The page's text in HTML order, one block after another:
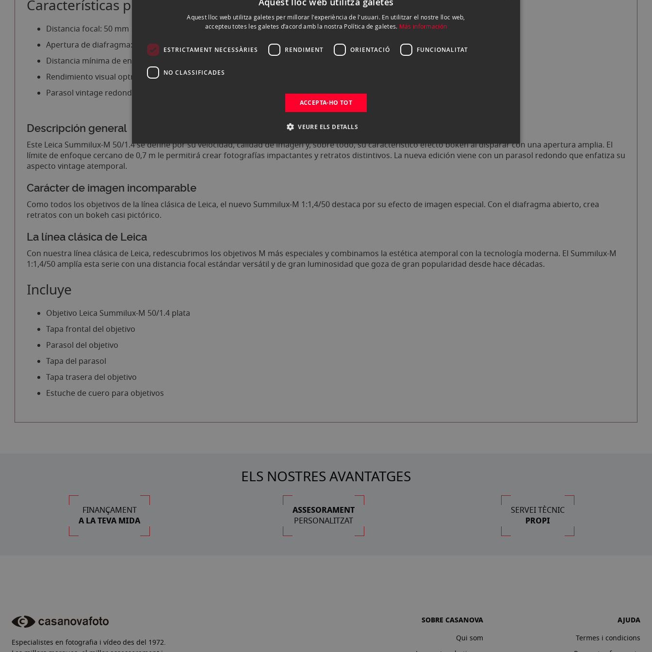
Características principales del objetivo Leica Summilux-M 50/1.4 plata
Distancia focal: 50 mm
Apertura de diafragma: f/1.4 - f/16
Distancia mínima de enfoque: 70 cm
Rendimiento visual optmiizado
Parasol vintage redondo y extraíble
Descripción general
Este Leica Summilux-M 50/1.4 se define por su velocidad, calidad de imagen y, sobre todo, su característico efecto bokeh al disparar con una apertura amplia. El
límite de enfoque cercano de 0,7 m le permitirá crear fotografías impactantes y retratos distintivos. La nueva edición viene con un parasol redondo que enfatiza su
aspecto vintage atemporal.
Carácter de imagen incomparable
Como todos los objetivos de la línea clásica de Leica, el nuevo Summilux-M 1:1,4/50 destaca por su efecto de imagen especial. Con el diafragma abierto, crea
retratos con un bokeh casi pictórico.
La línea clásica de Leica
Con nuestra línea clásica de Leica, redescubrimos los objetivos M más especiales y combinamos la estética atemporal con la tecnología moderna. El Summilux-M
1:1,4/50 amplía esta serie con una distancia focal estándar versátil y de gran luminosidad que goza de gran popularidad desde hace décadas.
Incluye
Objetivo Leica Summilux-M 50/1.4 plata
Tapa frontal del objetivo
Parasol del objetivo
Tapa del parasol
Tapa trasera del objetivo
Estuche de cuero para objetivos
ELS NOSTRES AVANTATGES
FINANÇAMENT
A LA TEVA MIDA
ASSESORAMENT
PERSONALITZAT
SERVEI TÈCNIC
PROPI
Especialistes en fotografia i vídeo des del 1972.
SOBRE CASANOVA
Qui som
AJUDA
Termes i condicions
Aquest lloc web utilitza galetes per millorar l'experiència de l'usuari. En utilitzar el nostre lloc web,
accepteu totes les galetes d’acord amb la nostra Política de galetes. Más información
ESTRICTAMENT NECESSÀRIES RENDIMENT ORIENTACIÓ FUNCIONALITAT
NO CLASSIFICADES
ACCEPTA-HO TOT
VEURE ELS DETALLS